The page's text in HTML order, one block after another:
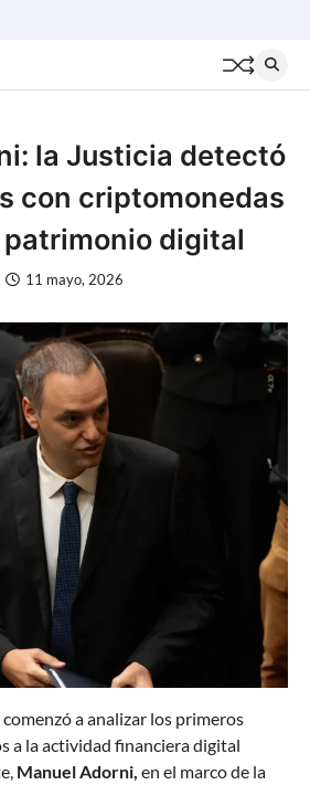
la Justicia detectó
con criptomonedas
digital
11 mayo, 2026
comenzó a analizar los primeros
a la actividad financiera digital
Manuel Adorni, en el marco de la